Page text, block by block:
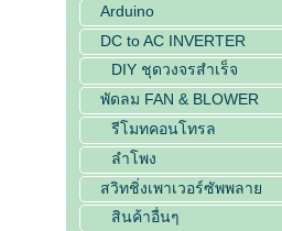
Arduino
DC to AC INVERTER
DIY ชุดวงจรสำเร็จ
พัดลม FAN & BLOWER
รีโมทคอนโทรล
ลำโพง
สวิทชิ่งเพาเวอร์ซัพพลาย
สินค้าอื่นๆ